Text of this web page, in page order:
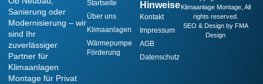
Sanierung oder
Modernisierung – wir
sind Ihr
zuverlässiger
Partner für
Klimaanlagen
Montage für Privat
Startseite
Über uns
Klimaanlagen
Wärmepumpe
Förderung
Hinweise
Kontakt
Impressum
AGB
Datenschutz
Klimaanlage Montage, All
rights reserved.
SEO & Design by FMA
Design